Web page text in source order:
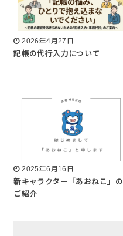
2026年4月27日
記帳の代行入力について
2025年6月16日
新キャラクター「あおねこ」の
ご紹介